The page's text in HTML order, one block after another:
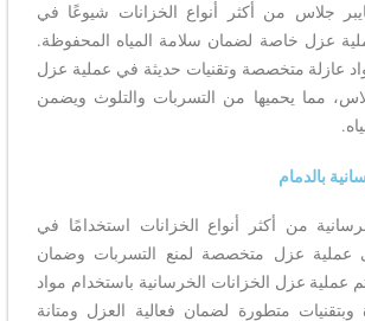
جلاس من أكثر أنواع الخزانات شيوعًا في
عزل خاصة لضمان سلامة المياه المحفوظة.
عازلة متخصصة وتقنيات حديثة في عملية عزل
مما يحميها من التسربات والتلوث ويضمن
بالدمام
من أكثر أنواع الخزانات استخدامًا في
عملية عزل متخصصة لمنع التسربات وضمان
عملية عزل الخزانات الخرسانية باستخدام مواد
وبتقنيات متطورة لضمان فعالية العزل ومتانة